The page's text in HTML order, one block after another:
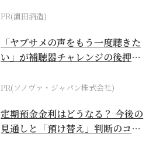
PR(濵田酒造)
「ヤブサメの声をもう一度聴きた
い」が補聴器チャレンジの後押し
PR(ソノヴァ・ジャパン株式会社)
定期預金金利はどうなる？ 今後の
見通しと「預け替え」判断のコツ